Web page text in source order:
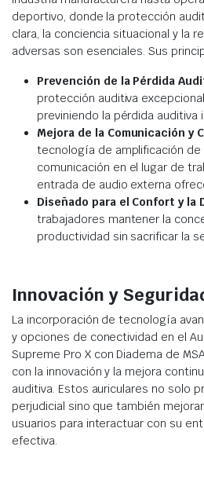
deportivo, donde la protección
clara, la conciencia situacional y la
adversas son esenciales. Sus
Prevención de la Pérdida
protección auditiva
previniendo la pérdida auditiva
Mejora de la Comunicación y
tecnología de amplificación de
comunicación en el lugar de
entrada de audio externa
Diseñado para el Confort y la
trabajadores mantener la
productividad sin sacrificar la
Innovación y
La incorporación de tecnología
y opciones de conectividad en el
Supreme Pro X con Diadema de
con la innovación y la mejora
auditiva. Estos auriculares no solo
perjudicial sino que también
usuarios para interactuar con su
efectiva.